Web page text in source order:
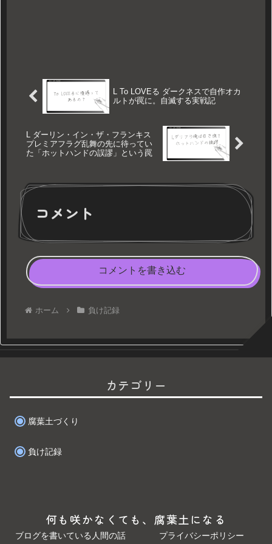
L To LOVEる ダークネスで自作オカ
ルトが罠に。自滅する実戦記
L ダーリン・イン・ザ・フランキス
プレミアフラグ乱舞の先に待ってい
た「ホットハンドの誤謬」という罠
コメント
コメントを書き込む
ホーム 負け記録
カテゴリー
腐葉土づくり
負け記録
何も咲かなくても、腐葉土になる
ブログを書いている人間の話 プライバシーポリシー